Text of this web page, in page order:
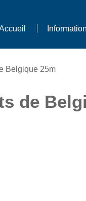
Belgique 25m
de